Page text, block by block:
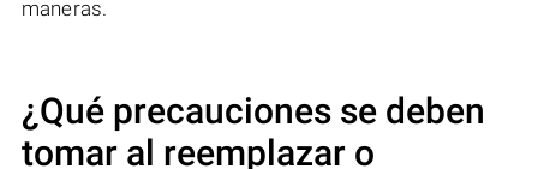
maneras.
¿Qué precauciones se deben
tomar al reemplazar o